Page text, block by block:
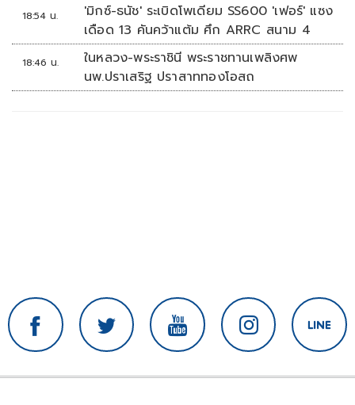
18:54 น.
'มิกซ์-ธนัช' ระเบิดโพเดียม SS600 'เฟอร์' แซง
เดือด 13 คันคว้าแต้ม ศึก ARRC สนาม 4
18:46 น.
ในหลวง-พระราชินี พระราชทานเพลิงศพ
นพ.ปราเสริฐ ปราสาททองโอสถ